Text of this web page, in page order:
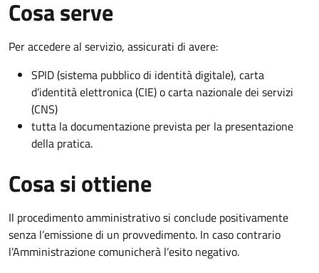
Cosa serve
Per accedere al servizio, assicurati di avere:
SPID (sistema pubblico di identità digitale), carta
d’identità elettronica (CIE) o carta nazionale dei servizi
(CNS)
tutta la documentazione prevista per la presentazione
della pratica.
Cosa si ottiene
Il procedimento amministrativo si conclude positivamente
senza l’emissione di un provvedimento. In caso contrario
l’Amministrazione comunicherà l’esito negativo.